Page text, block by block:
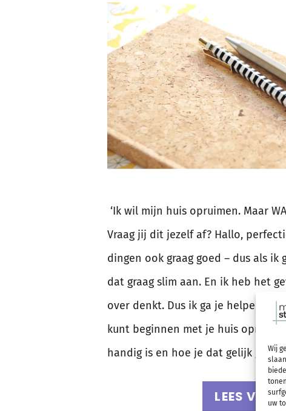
Wij
uw
‘Ik wil mijn huis opruimen. Maar
Vraag jij dit jezelf af? Hallo,
dingen ook graag goed – dus als ik
dat graag slim aan. En ik heb het
over denkt. Dus ik ga je helpen. Ik
kunt beginnen met je huis
handig is en hoe je dat gelijk goed
LEES